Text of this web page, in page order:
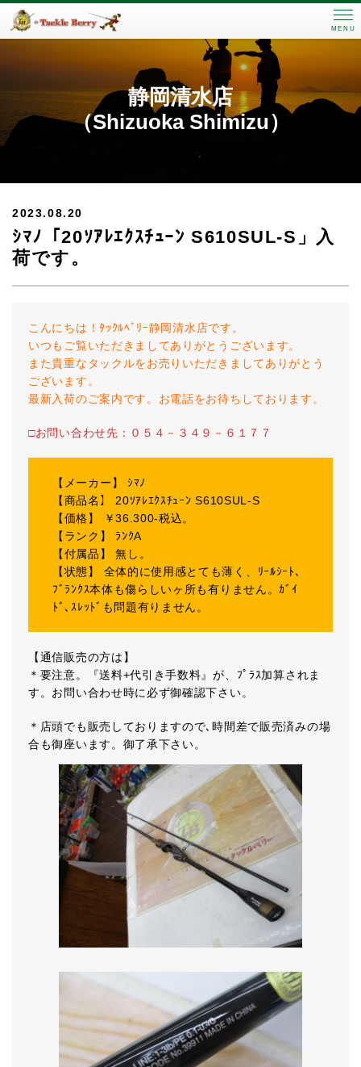
MENU
静岡清水店
（Shizuoka Shimizu）
2023.08.20
ｼﾏﾉ「20ｿｱﾚｴｸｽﾁｭｰﾝ S610SUL-S」入
荷です。
こんにちは！ﾀｯｸﾙﾍﾞﾘｰ静岡清水店です。
いつもご覧いただきましてありがとうございます。
また貴重なタックルをお売りいただきましてありがとう
ございます。
最新入荷のご案内です。お電話をお待ちしております。
□お問い合わせ先：０５４－３４９－６１７７
【メーカー】 ｼﾏﾉ
【商品名】 20ｿｱﾚｴｸｽﾁｭｰﾝ S610SUL-S
【価格】 ￥36.300-税込。
【ランク】 ﾗﾝｸA
【付属品】 無し。
【状態】 全体的に使用感とても薄く、ﾘｰﾙｼｰﾄ､
ﾌﾞﾗﾝｸｽ本体も傷らしいヶ所も有りません。ｶﾞｲ
ﾄﾞ､ｽﾚｯﾄﾞも問題有りません。
【通信販売の方は】
＊要注意。『送料+代引き手数料』が、ﾌﾟﾗｽ加算されま
す。お問い合わせ時に必ず御確認下さい。
＊店頭でも販売しておりますので､時間差で販売済みの場
合も御座います。御了承下さい。